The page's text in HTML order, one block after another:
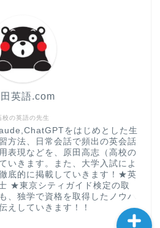
校の英語の先生
英語.com
をはじめとした生
方法、日常会話で頻出の英会話
表現などを、原田高志（高校の
いきます。また、大学入試によ
底的に掲載していきます！★英
★東京シティガイド検定の取
、独学で資格を取得したノウハ
えしていきます！！
大学入試英語対策講座
言・格言・カッコい
＆素敵な英文フレー
CONTACT